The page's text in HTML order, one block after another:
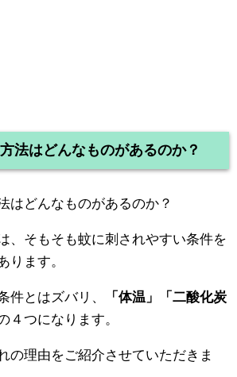
法はどんなものがあるのか？
はどんなものがあるのか？
、そもそも蚊に刺されやすい条件を
ります。
件とはズバリ、
「体温」「二酸化炭
４つになります。
の理由をご紹介させていただきま